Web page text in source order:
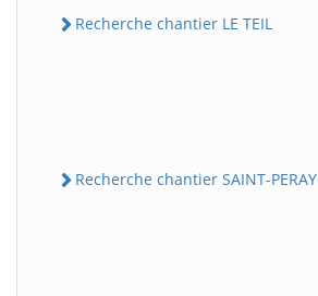
Recherche chantier LE TEIL
Recherche chantier SAINT-PERAY